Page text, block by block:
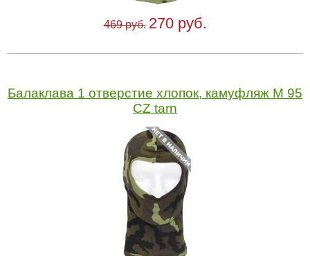
469 руб. 270 руб.
Балаклава 1 отверстие хлопок, камуфляж M 95
CZ tarn